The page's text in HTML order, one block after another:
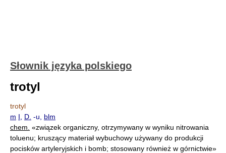
Słownik języka polskiego
trotyl
trotyl
m I D. -u, blm
chem. «związek organiczny, otrzymywany w wyniku nitrowania
toluenu; kruszący materiał wybuchowy używany do produkcji
pocisków artyleryjskich i bomb; stosowany również w górnictwie»